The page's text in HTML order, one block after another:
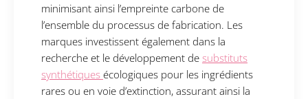
minimisant ainsi l’empreinte carbone de
l’ensemble du processus de fabrication. Les
marques investissent également dans la
recherche et le développement de substituts
synthétiques écologiques pour les ingrédients
rares ou en voie d’extinction, assurant ainsi la